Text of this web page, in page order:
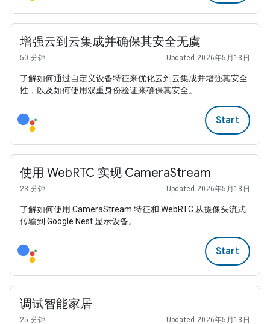
增强云到云集成并确保其安全无虞
50 分钟 Updated 2026年5月13日
了解如何通过自定义设备特征来优化云到云集成并增强其安全
性，以及如何使用双重身份验证来确保其安全。
Start
使用 WebRTC 实现 CameraStream
23 分钟 Updated 2026年5月13日
了解如何使用 CameraStream 特征和 WebRTC 从摄像头流式
传输到 Google Nest 显示设备。
Start
调试智能家居
25 分钟 Updated 2026年5月13日